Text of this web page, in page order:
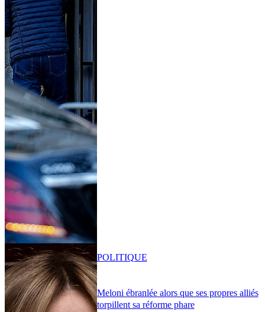
Meloni ébranlée alors que ses propres alliés
torpillent sa réforme phare
POLITIQUE